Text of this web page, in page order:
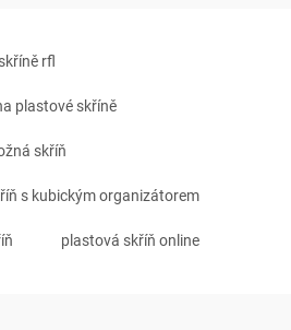
rfl
plastové skříně
skříň
s kubickým organizátorem
plastová skříň online